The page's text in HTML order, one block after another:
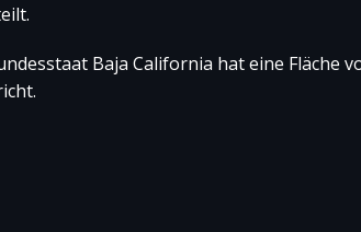
Baja California hat eine Fläche